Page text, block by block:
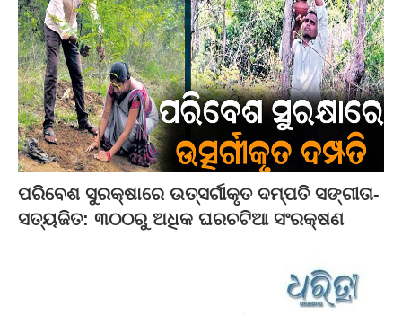
ପରିବେଶ ସୁରକ୍ଷାରେ ଉତ୍ସର୍ଗୀକୃତ ଦମ୍ପତି ସଙ୍ଗୀତା-
ସତ୍ୟଜିତ: ୩୦୦ରୁ ଅଧିକ ଘରଚଟିଆ ସଂରକ୍ଷଣ